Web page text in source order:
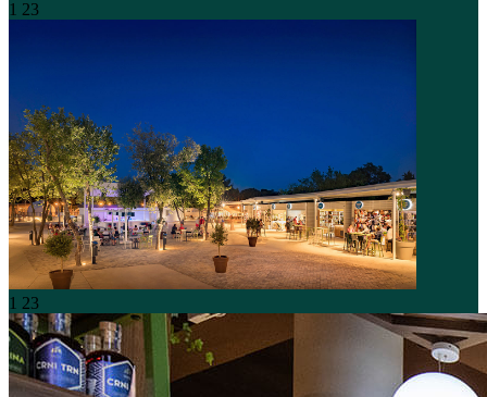
1 23
1 23